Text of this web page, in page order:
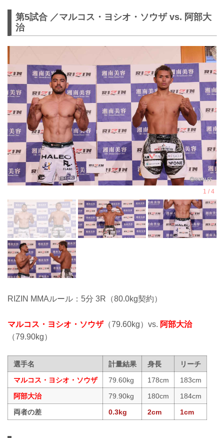
第5試合 ／マルコス・ヨシオ・ソウザ vs. 阿部大
治
RIZIN MMAルール：5分 3R（80.0kg契約）
マルコス・ヨシオ・ソウザ（79.60kg）vs. 阿部大治
（79.90kg）
選手名 計量結果 身長
リーチ
マルコス・ヨシオ・ソウザ
79.60kg 178cm
183cm
阿部大治
79.90kg 180cm
184cm
両者の差
0.3kg 2cm 1cm